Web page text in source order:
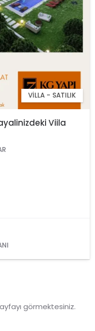
VILLA - SATILIK
Viila
görmektesiniz.